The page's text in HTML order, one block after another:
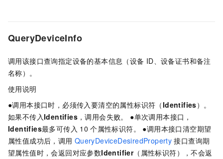
QueryDeviceInfo
调用该接口查询指定设备的基本信息（设备 ID、设备证书和备注
名称）。
使用说明
●调用本接口时，必须传入要清空的属性标识符（Identifies）。
如果不传入Identifies ，调用会失败。 ●单次调用本接口，
Identifies最多可传入 10 个属性标识符。 ●调用本接口清空期望
属性值成功后，调用 QueryDeviceDesiredProperty 接口查询期
望属性值时，会返回对应参数Identifier（属性标识符），不会返